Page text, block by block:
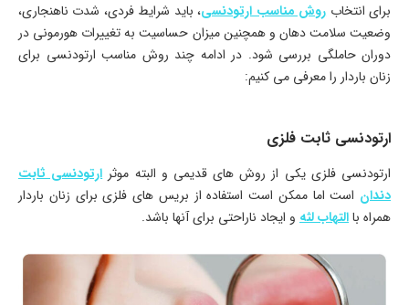
برای انتخابروش مناسب ارتودنسی، باید شرایط فردی، شدت ناهنجاری،
وضعیت سلامت دهان و همچنین میزان حساسیت به تغییرات هورمونی در
دوران حاملگی بررسی شود. در ادامه چند روش مناسب ارتودنسی برای
زنان باردار را معرفی می ‌کنیم:
ارتودنسی ثابت فلزی
ارتودنسی فلزی یکی از روش های قدیمی و البته موثرارتودنسی ثابت
دندان است اما ممکن است استفاده از بریس های فلزی برای زنان باردار
همراه باالتهاب لثه و ایجاد ناراحتی برای آنها باشد.